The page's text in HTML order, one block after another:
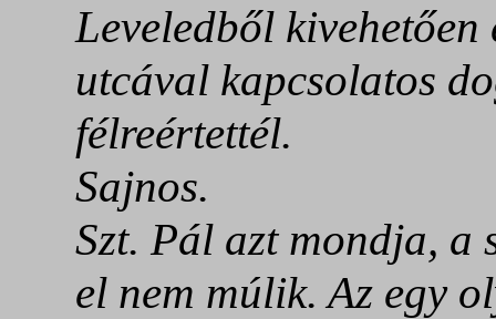
Leveledből
utcával kapcsolatos
félreértettél.
Sajnos.
Szt. Pál azt mondja, a
el nem múlik. Az egy